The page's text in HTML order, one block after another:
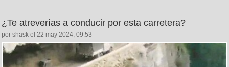
¿Te atreverías a conducir por esta carretera?
por shask el 22 may 2024, 09:53